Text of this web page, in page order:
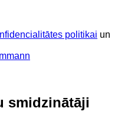
politikai un
smidzinātāji